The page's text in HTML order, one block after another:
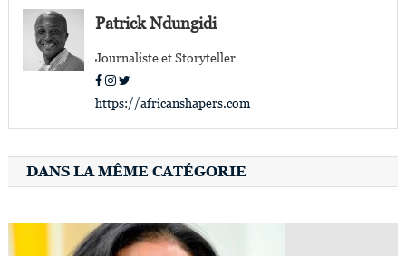
l’articlePatrick Ndungidi
Journaliste et Storyteller
https://africanshapers.com
DANS LA MÊME CATÉGORIE